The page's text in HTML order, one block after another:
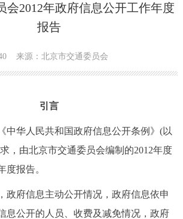
会议信息 部门动态
机构职能
政策解读 回应关切
会2012年政府信息公开工作年度
报告
来源：北京市交通委员会
引言
华人民共和国政府信息公开条例》(以
，由北京市交通委员会编制的2012年度
度报告。
府信息主动公开情况，政府信息依申
息公开的人员、收费及减免情况，政府